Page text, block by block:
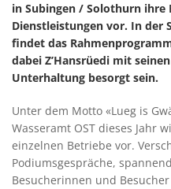
in Subingen / Solothurn ihre
Dienstleistungen vor. In der
findet das
dabei Z’Hansrüedi mit
Unterhaltung besorgt sein.
Unter dem Motto «Lueg is
Wasseramt OST dieses Jahr
einzelnen Betriebe vor.
Podiumsgespräche,
Besucherinnen und